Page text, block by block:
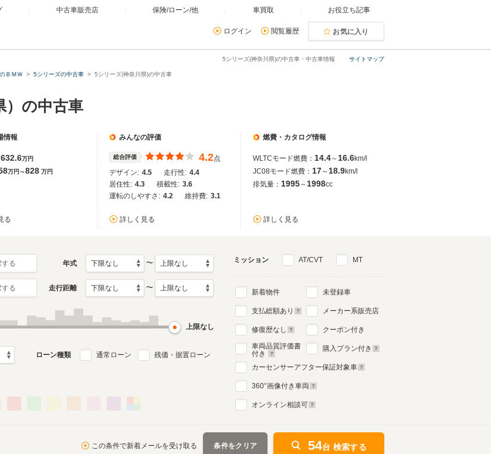
中古車販売店 保険/ローン/他 車買取 お役立ち記事
ログイン 閲覧履歴 お気に入り
サイトマップ
5シリーズ(神奈川県)の中古車・中古車情報
ＢＭＷ 5シリーズの中古車 5シリーズ(神奈川県)の中古車
）の中古車
情報
632.6万円
万円～828 万円
る
みんなの評価
総合評価 4.2点
デザイン: 4.5 走行性: 4.4
居住性: 4.3 積載性: 3.6
運転のしやすさ: 4.2 維持費: 3.1
詳しく見る
燃費・カタログ情報
WLTCモード燃費： 14.4～ 16.6km/l
JC08モード燃費： 17～ 18.9km/l
排気量： 1995～ 1998cc
詳しく見る
月
2010年3月～2016年11月
生産モデル
2003年8月～2010年2月
生産モデル
1996年6月～2003年7月
る 年式 〜
る 走行距離 〜
上限なし
ローン種類 通常ローン 残価・据置ローン
ミッション AT/CVT MT
新着物件
支払総額あり
修復歴なし
車両品質評価書
付き
未登録車
メーカー系販売店
クーポン付き
購入プラン付き
カーセンサーアフター保証対象車
360°画像付き車両
オンライン相談可
この条件で新着メールを受け取る 条件をクリア 54台 検索する